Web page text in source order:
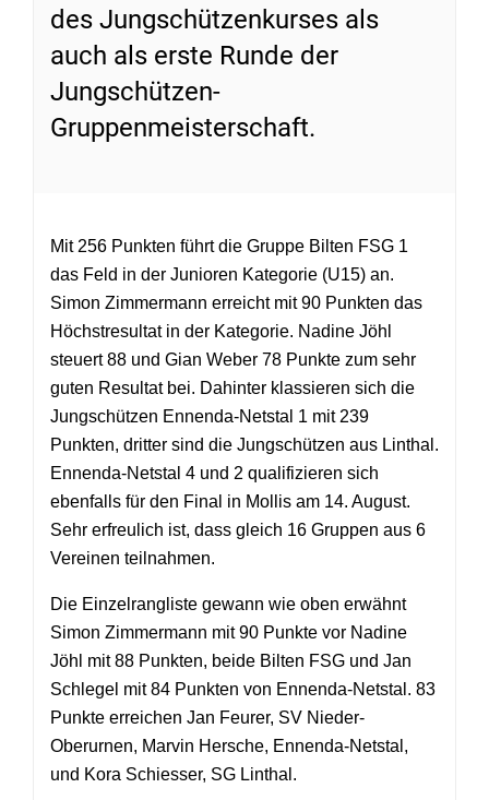
des Jungschützenkurses als
auch als erste Runde der
Jungschützen-
Gruppenmeisterschaft.
Mit 256 Punkten führt die Gruppe Bilten FSG 1
das Feld in der Junioren Kategorie (U15) an.
Simon Zimmermann erreicht mit 90 Punkten das
Höchstresultat in der Kategorie. Nadine Jöhl
steuert 88 und Gian Weber 78 Punkte zum sehr
guten Resultat bei. Dahinter klassieren sich die
Jungschützen Ennenda-Netstal 1 mit 239
Punkten, dritter sind die Jungschützen aus Linthal.
Ennenda-Netstal 4 und 2 qualifizieren sich
ebenfalls für den Final in Mollis am 14. August.
Sehr erfreulich ist, dass gleich 16 Gruppen aus 6
Vereinen teilnahmen.
Die Einzelrangliste gewann wie oben erwähnt
Simon Zimmermann mit 90 Punkte vor Nadine
Jöhl mit 88 Punkten, beide Bilten FSG und Jan
Schlegel mit 84 Punkten von Ennenda-Netstal. 83
Punkte erreichen Jan Feurer, SV Nieder-
Oberurnen, Marvin Hersche, Ennenda-Netstal,
und Kora Schiesser, SG Linthal.